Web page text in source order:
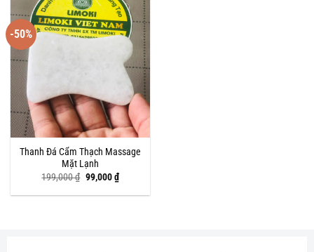
-50%
Thanh Đá Cẩm Thạch Massage
Mặt Lạnh
199,000₫ Giá
gốc
là:
99,000₫Giá
hiện
tại